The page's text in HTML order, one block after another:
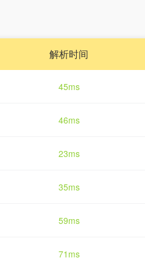
解析时间
45ms
46ms
23ms
35ms
59ms
71ms